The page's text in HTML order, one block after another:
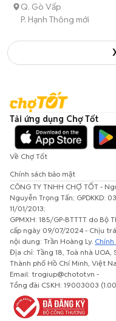
Q. Gò Vấp
P. Hạnh Thông mới
Tải ứng dụng Chợ Tốt
Về Chợ Tốt
Chính sách bảo mật
CÔNG TY TNHH CHỢ TỐT -
Nguyễn Trọng Tấn; GPDKKD:
11/01/2013;
GPMXH: 185/GP-BTTTT do
cấp ngày 09/07/2024 - Chịu
nội dung: Trần Hoàng Ly.
Địa chỉ: Tầng 18, Toà nhà UOA,
Thành phố Hồ Chí Minh, Việt
Email: trogiup@chotot.vn -
Tổng đài CSKH: 19003003